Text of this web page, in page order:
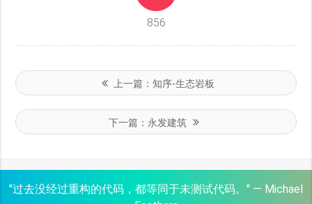
856
上一篇：知序-生态岩板
下一篇： 永发建筑
"过去没经过重构的代码，都等同于未测试代码。" — Michael